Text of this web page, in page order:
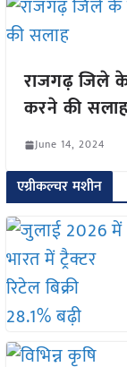
राजगढ़ जिले
करने की
June 14, 2024
एग्रीकल्चर मशीन